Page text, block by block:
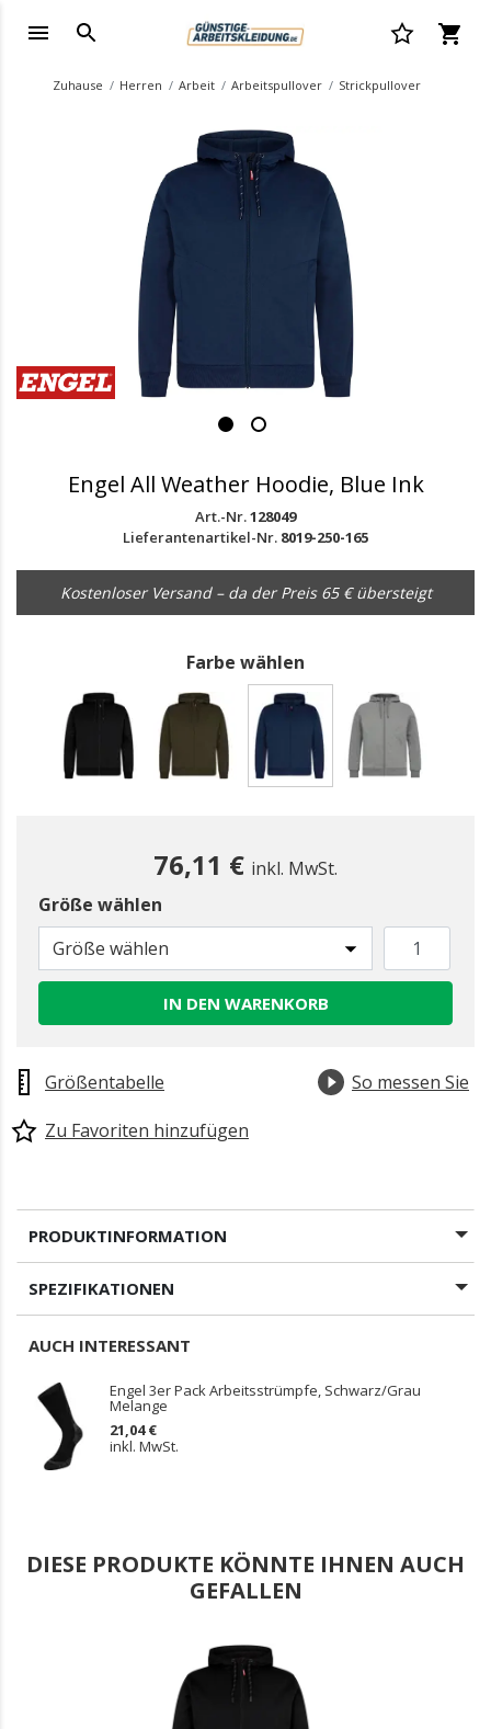
Zuhause Herren Arbeit Arbeitspullover Strickpullover
Engel All Weather Hoodie, Blue Ink
Art.-Nr.128049
Lieferantenartikel-Nr. 8019-250-165
Kostenloser Versand – da der Preis 65 € übersteigt
Farbe wählen
76,11 € inkl. MwSt.
Größe wählen
Größe wählen
IN DEN WARENKORB
Größentabelle
So messen Sie
Zu Favoriten hinzufügen
PRODUKTINFORMATION
SPEZIFIKATIONEN
AUCH INTERESSANT
Engel 3er Pack Arbeitsstrümpfe, Schwarz/Grau
Melange
21,04 €
inkl. MwSt.
DIESE PRODUKTE KÖNNTE IHNEN AUCH
GEFALLEN